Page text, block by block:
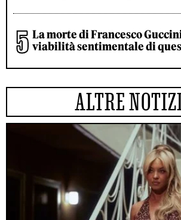
La morte di Francesco
viabilità sentimentale di
ALTRE